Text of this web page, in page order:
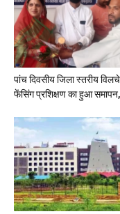
पांच दिवसीय जिला स्तरीय
फेंसिंग प्रशिक्षण का हुआ